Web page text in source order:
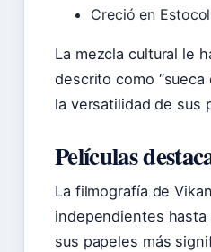
Creció en
La mezcla cultural le
descrito como
la versatilidad de sus
Películas
La filmografía de
independientes
sus papeles más